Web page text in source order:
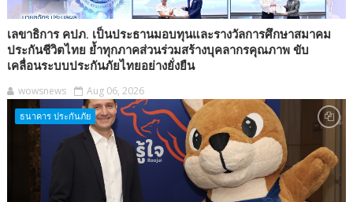
เลขาธิการ คปภ. เป็นประธานมอบทุนและรางวัลการศึกษาสมาคม
ประกันชีวิตไทย ย้ำทุกภาคส่วนร่วมสร้างบุคลากรคุณภาพ ขับ
เคลื่อนระบบประกันภัยไทยอย่างยั่งยืน
wowsnews Aug 06, 2026
ธนาคาร ประกันภัย